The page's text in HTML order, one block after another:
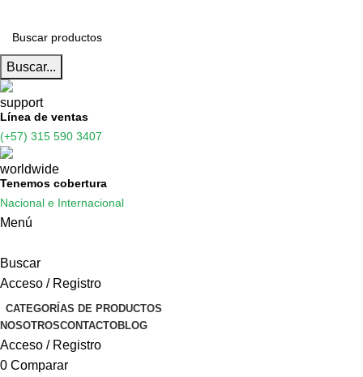
Buscar...
Línea de ventas
(+57) 315 590 3407
Tenemos cobertura
Nacional e Internacional
Menú
Buscar
Acceso / Registro
CATEGORÍAS DE PRODUCTOS
NOSOTROSCONTACTOBLOG
Acceso / Registro
0 Comparar